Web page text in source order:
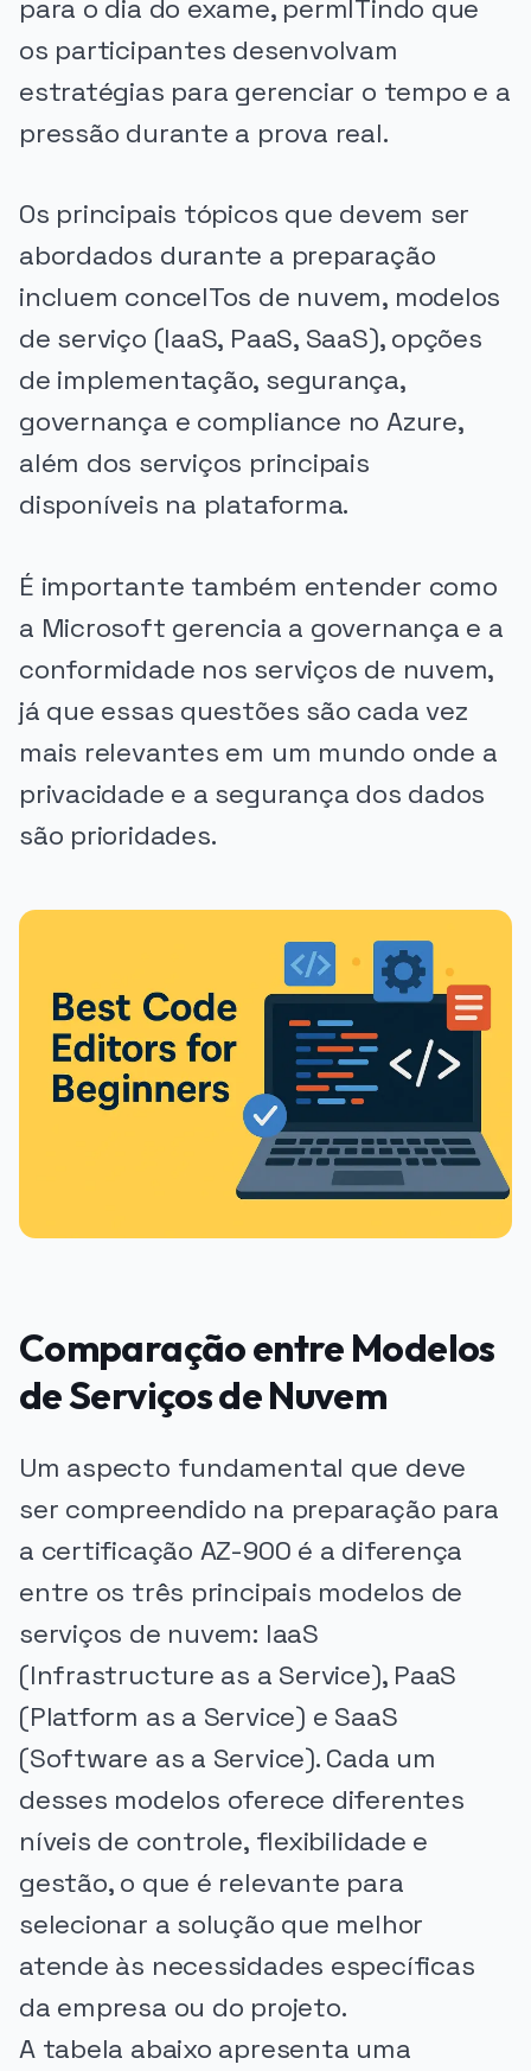
para o dia do exame, permITindo que
os participantes desenvolvam
estratégias para gerenciar o tempo e a
pressão durante a prova real.
Os principais tópicos que devem ser
abordados durante a preparação
incluem conceITos de nuvem, modelos
de serviço (IaaS, PaaS, SaaS), opções
de implementação, segurança,
governança e compliance no Azure,
além dos serviços principais
disponíveis na plataforma.
É importante também entender como
a Microsoft gerencia a governança e a
conformidade nos serviços de nuvem,
já que essas questões são cada vez
mais relevantes em um mundo onde a
privacidade e a segurança dos dados
são prioridades.
Comparação entre Modelos
de Serviços de Nuvem
Um aspecto fundamental que deve
ser compreendido na preparação para
a certificação AZ-900 é a diferença
entre os três principais modelos de
serviços de nuvem: IaaS
(Infrastructure as a Service), PaaS
(Platform as a Service) e SaaS
(Software as a Service). Cada um
desses modelos oferece diferentes
níveis de controle, flexibilidade e
gestão, o que é relevante para
selecionar a solução que melhor
atende às necessidades específicas
da empresa ou do projeto.
A tabela abaixo apresenta uma